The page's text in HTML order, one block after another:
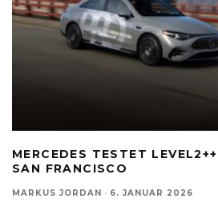
MERCEDES TESTET
SAN FRANCISCO
MARKUS JORDAN · 6. JANUAR 2026